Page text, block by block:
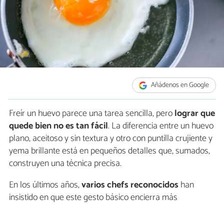
Añádenos en Google
Freír un huevo parece una tarea sencilla, perolograr que
quede bien no es tan fácil. La diferencia entre un huevo
plano, aceitoso y sin textura y otro con puntilla crujiente y
yema brillante está en pequeños detalles que, sumados,
construyen una técnica precisa.
En los últimos años,varios chefs reconocidos han
insistido en que este gesto básico encierra más